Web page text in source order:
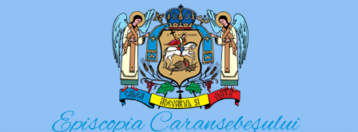
Episcopia Caransebeșului
Situl oficial al Episcopiei Caransebeșului